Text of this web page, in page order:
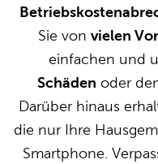
Sie von vielen
einfachen und
Schäden oder
Darüber hinaus
die nur Ihre
Smartphone.